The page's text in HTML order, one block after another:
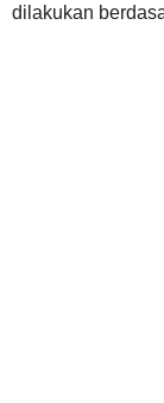
dilakukan